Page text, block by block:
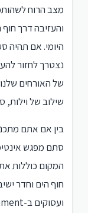
מצב הרוח
והעזיבה דרך חוף
היומי. אם תהיה
נצטרך לחזור
שילוב של וילות,
בין אם אתם
סתם מפגש
המקום כוללות
חוף הים וחדר